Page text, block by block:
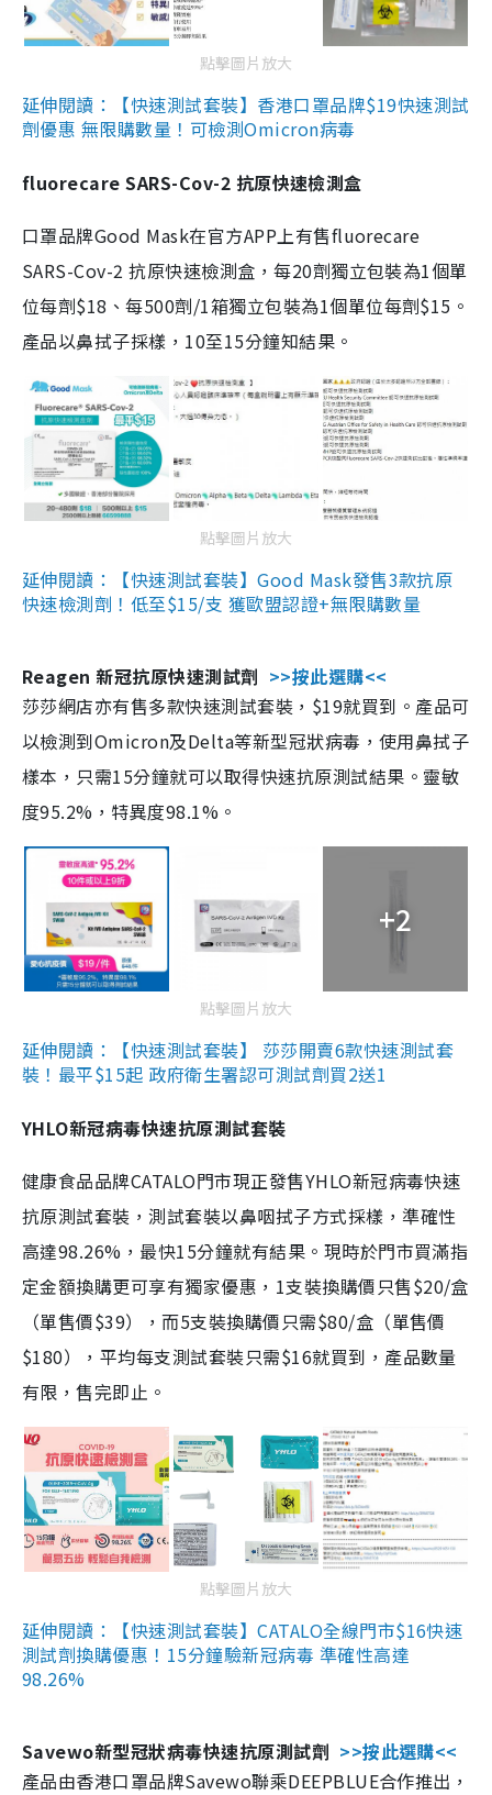
點擊圖片放大
延伸閱讀：【快速測試套裝】香港口罩品牌$19快速測試
劑優惠 無限購數量！可檢測Omicron病毒
fluorecare SARS-Cov-2 抗原快速檢測盒
口罩品牌Good Mask在官方APP上有售fluorecare
SARS-Cov-2 抗原快速檢測盒，每20劑獨立包裝為1個單
位每劑$18、每500劑/1箱獨立包裝為1個單位每劑$15。
產品以鼻拭子採樣，10至15分鐘知結果。
點擊圖片放大
延伸閱讀：【快速測試套裝】Good Mask發售3款抗原
快速檢測劑！低至$15/支 獲歐盟認證+無限購數量
Reagen 新冠抗原快速測試劑 >>按此選購<<
莎莎網店亦有售多款快速測試套裝，$19就買到。產品可
以檢測到Omicron及Delta等新型冠狀病毒，使用鼻拭子
樣本，只需15分鐘就可以取得快速抗原測試結果。靈敏
度95.2%，特異度98.1%。
+2
點擊圖片放大
延伸閱讀：【快速測試套裝】 莎莎開賣6款快速測試套
裝！最平$15起 政府衛生署認可測試劑買2送1
YHLO新冠病毒快速抗原測試套裝
健康食品品牌CATALO門市現正發售YHLO新冠病毒快速
抗原測試套裝，測試套裝以鼻咽拭子方式採樣，準確性
高達98.26%，最快15分鐘就有結果。現時於門市買滿指
定金額換購更可享有獨家優惠，1支裝換購價只售$20/盒
（單售價$39），而5支裝換購價只需$80/盒（單售價
$180），平均每支測試套裝只需$16就買到，產品數量
有限，售完即止。
點擊圖片放大
延伸閱讀：【快速測試套裝】CATALO全線門市$16快速
測試劑換購優惠！15分鐘驗新冠病毒 準確性高達
98.26%
Savewo新型冠狀病毒快速抗原測試劑 >>按此選購<<
產品由香港口罩品牌Savewo聯乘DEEPBLUE合作推出，